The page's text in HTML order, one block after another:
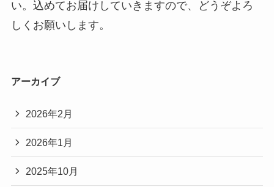
い。込めてお届けしていきますので、どうぞよろ
しくお願いします。
アーカイブ
2026年2月
2026年1月
2025年10月